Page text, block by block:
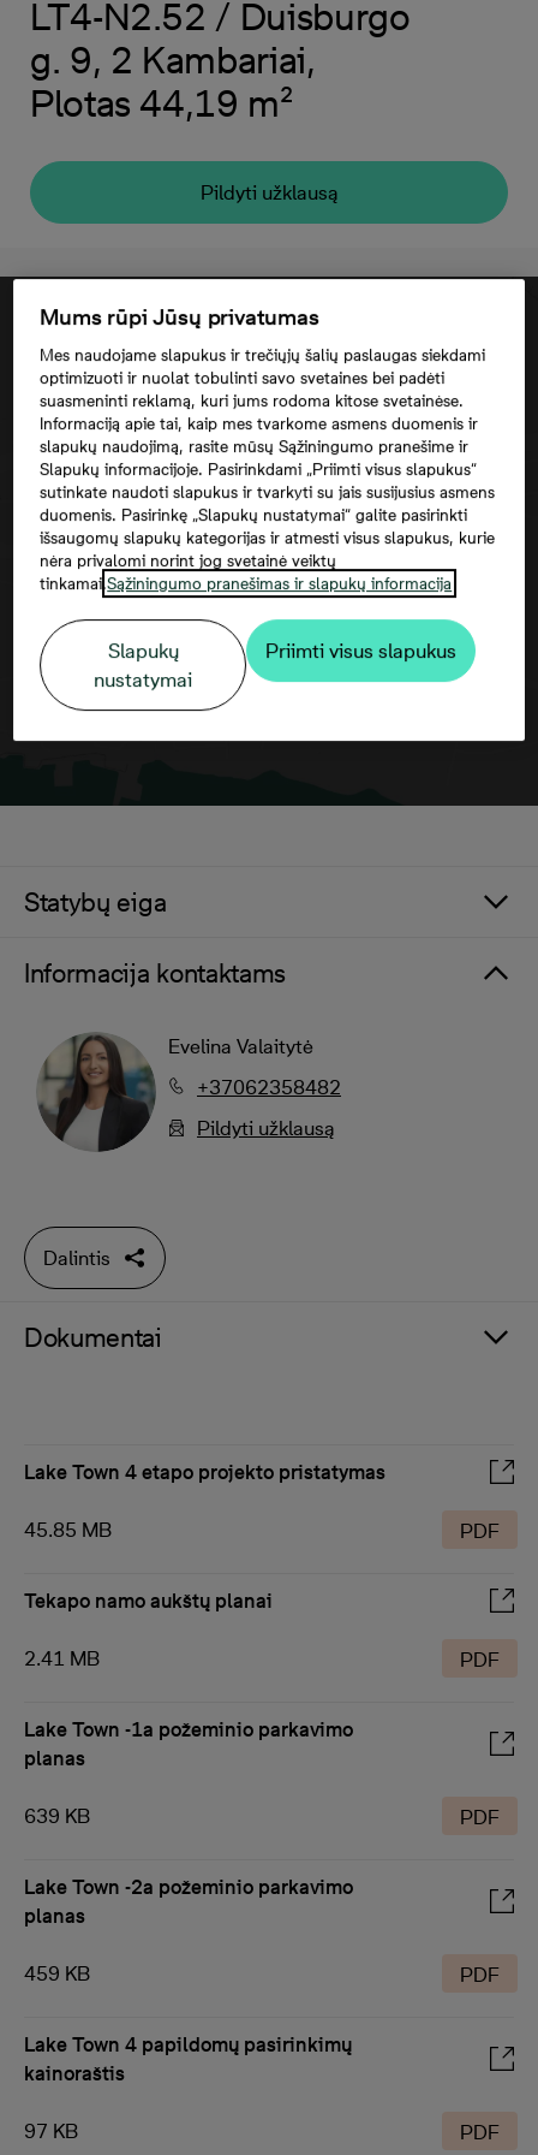
LT4-N2.52 / Duisburgo
g. 9, 2 Kambariai,
Plotas 44,19 m²
Pildyti užklausą
Norėdami matyti šį žemėlapį, jūs turite
sutikti su trečiųjų šalių paslaugomis
Statybų eiga
Informacija kontaktams
Evelina Valaitytė
+37062358482
Pildyti užklausą
Dalintis
Dokumentai
Lake Town 4 etapo projekto pristatymas
45.85 MB PDF
Tekapo namo aukštų planai
2.41 MB PDF
Lake Town -1a požeminio parkavimo
planas
639 KB PDF
Lake Town -2a požeminio parkavimo
planas
459 KB PDF
Lake Town 4 papildomų pasirinkimų
kainoraštis
97 KB PDF
Mums rūpi Jūsų privatumas
Mes naudojame slapukus ir trečiųjų šalių paslaugas siekdami
optimizuoti ir nuolat tobulinti savo svetaines bei padėti
suasmeninti reklamą, kuri jums rodoma kitose svetainėse.
Informaciją apie tai, kaip mes tvarkome asmens duomenis ir
slapukų naudojimą, rasite mūsų Sąžiningumo pranešime ir
Slapukų informacijoje. Pasirinkdami „Priimti visus slapukus“
sutinkate naudoti slapukus ir tvarkyti su jais susijusius asmens
duomenis. Pasirinkę „Slapukų nustatymai“ galite pasirinkti
išsaugomų slapukų kategorijas ir atmesti visus slapukus, kurie
nėra privalomi norint jog svetainė veiktų
tinkamai.Sąžiningumo pranešimas ir slapukų informacija
Slapukų
nustatymai
Priimti visus slapukus